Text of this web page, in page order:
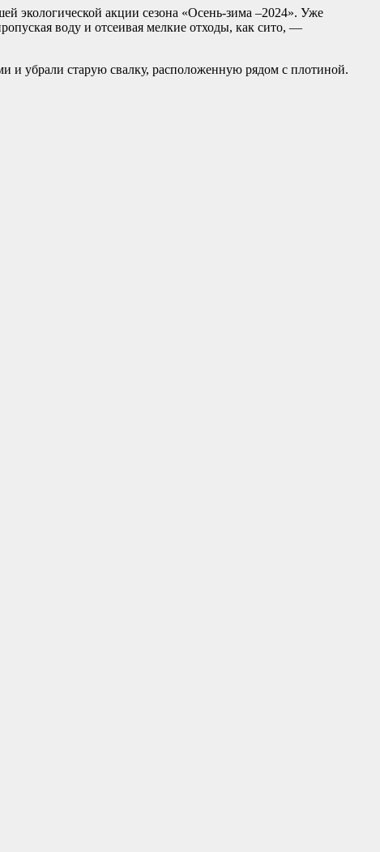
экологической акции сезона «Осень-зима –2024». Уже
воду и отсеивая мелкие отходы, как сито, —
и убрали старую свалку, расположенную рядом с плотиной.